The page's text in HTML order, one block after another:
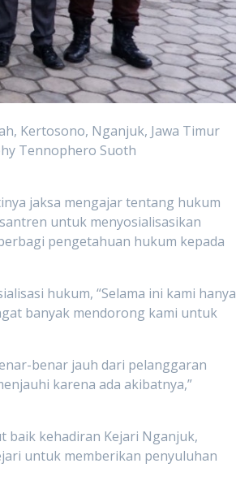
Kertosono, Nganjuk, Jawa Timur
Tennophero Suoth
jaksa mengajar tentang hukum
untuk menyosialisasikan
pengetahuan hukum kepada
hukum, “Selama ini kami hanya
banyak mendorong kami untuk
benar jauh dari pelanggaran
karena ada akibatnya,”
baik kehadiran Kejari Nganjuk,
untuk memberikan penyuluhan